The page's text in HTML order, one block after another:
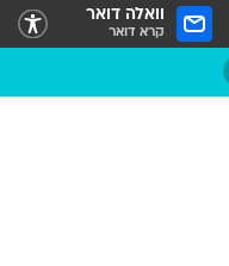
וואלה דואר
קרא דואר